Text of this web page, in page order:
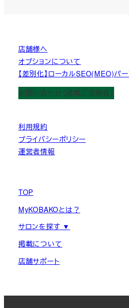
店舗様へ
オプションについて
【差別化】ローカルSEO(MEO)パ
お問い合わせ（掲載ご依頼含）
利用規約
プライバシーポリシー
運営者情報
TOP
MyKOBAKOとは？
サロンを探す ▼
掲載について
店舗サポート